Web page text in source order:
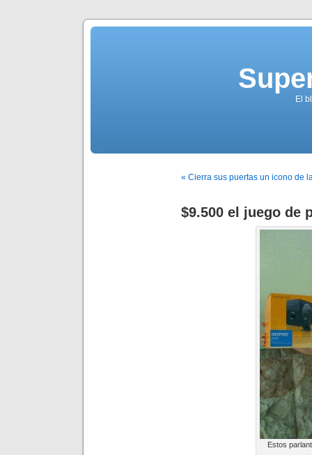
El
« Cierra sus puertas un icono de
$9.500 el juego de
Estos